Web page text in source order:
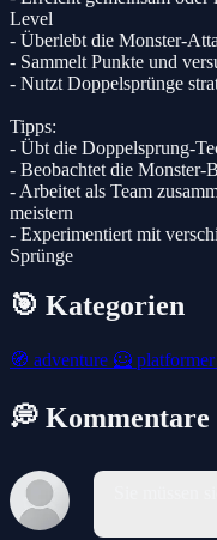
Level
- Überlebt die Monster-
- Sammelt Punkte und
- Nutzt Doppelsprünge
Tipps:
- Übt die Doppelsprung-
- Beobachtet die Monster-
- Arbeitet als Team
meistern
- Experimentiert mit
Sprünge
🎯 Kategorien
🧭 adventure 🦸 platformer
💭 Kommentare